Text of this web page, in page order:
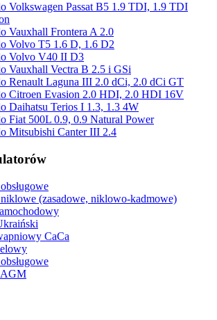
Volkswagen Passat B5 1.9 TDI, 1.9 TDI
Vauxhall Frontera A 2.0
Volvo T5 1.6 D, 1.6 D2
Volvo V40 II D3
Vauxhall Vectra B 2.5 i GSi
Renault Laguna III 2.0 dCi, 2.0 dCi GT
Citroen Evasion 2.0 HDI, 2.0 HDI 16V
Daihatsu Terios I 1.3, 1.3 4W
Fiat 500L 0.9, 0.9 Natural Power
Mitsubishi Canter III 2.4
(zasadowe, niklowo-kadmowe)
CaCa